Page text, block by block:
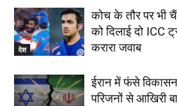
देश
कोच के तौर पर भी
को दिलाई दो ICC
करारा जवाब
ईरान में फंसे
परिजनों से आखिरी